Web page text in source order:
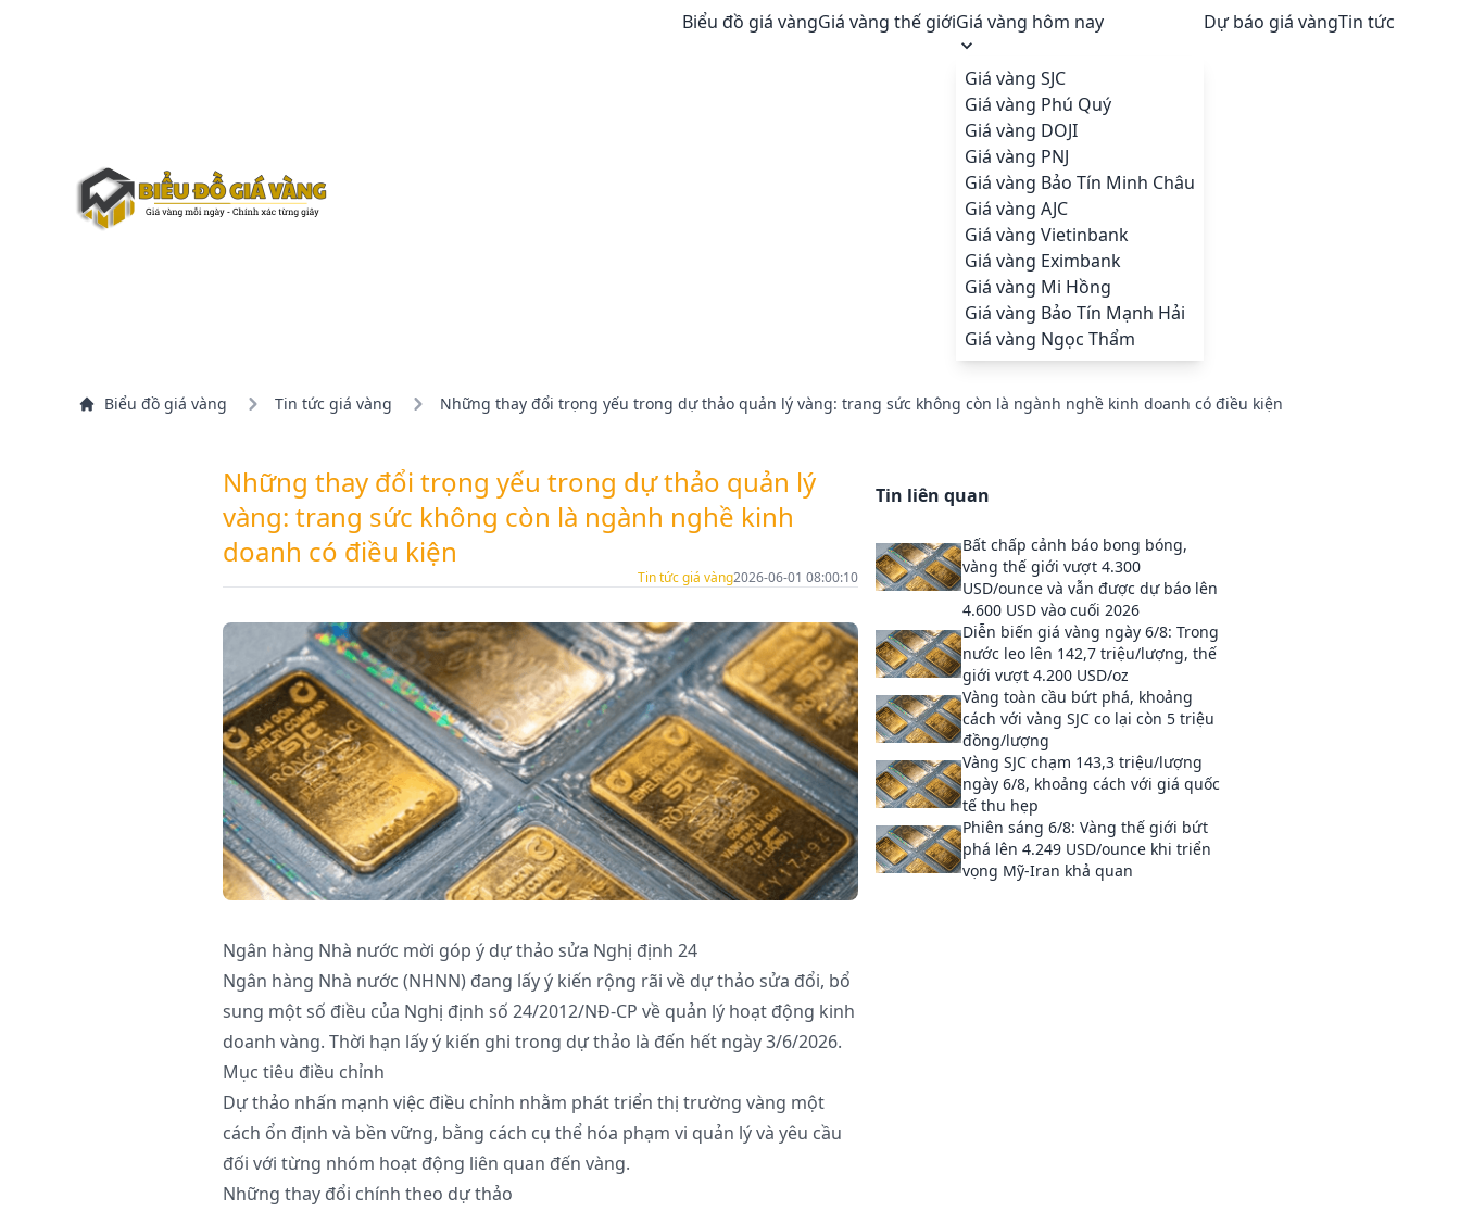
Biểu đồ giá vàngGiá vàng thế giớiGiá vàng hôm nay
Giá vàng SJC
Giá vàng Phú Quý
Giá vàng DOJI
Giá vàng PNJ
Giá vàng Bảo Tín Minh Châu
Giá vàng AJC
Giá vàng Vietinbank
Giá vàng Eximbank
Giá vàng Mi Hồng
Giá vàng Bảo Tín Mạnh Hải
Giá vàng Ngọc Thẩm
Dự báo giá vàngTin tức
Biểu đồ giá vàng Tin tức giá vàng Những thay đổi trọng yếu trong dự thảo quản lý vàng: trang sức không còn là ngành nghề kinh doanh có điều kiện
Những thay đổi trọng yếu trong dự thảo quản lý
vàng: trang sức không còn là ngành nghề kinh
doanh có điều kiện
Tin tức giá vàng2026-06-01 08:00:10
Ngân hàng Nhà nước mời góp ý dự thảo sửa Nghị định 24
Ngân hàng Nhà nước (NHNN) đang lấy ý kiến rộng rãi về dự thảo sửa đổi, bổ
sung một số điều của Nghị định số 24/2012/NĐ-CP về quản lý hoạt động kinh
doanh vàng. Thời hạn lấy ý kiến ghi trong dự thảo là đến hết ngày 3/6/2026.
Mục tiêu điều chỉnh
Dự thảo nhấn mạnh việc điều chỉnh nhằm phát triển thị trường vàng một
cách ổn định và bền vững, bằng cách cụ thể hóa phạm vi quản lý và yêu cầu
đối với từng nhóm hoạt động liên quan đến vàng.
Những thay đổi chính theo dự thảo
Tin liên quan
Bất chấp cảnh báo bong bóng,
vàng thế giới vượt 4.300
USD/ounce và vẫn được dự báo lên
4.600 USD vào cuối 2026
Diễn biến giá vàng ngày 6/8: Trong
nước leo lên 142,7 triệu/lượng, thế
giới vượt 4.200 USD/oz
Vàng toàn cầu bứt phá, khoảng
cách với vàng SJC co lại còn 5 triệu
đồng/lượng
Vàng SJC chạm 143,3 triệu/lượng
ngày 6/8, khoảng cách với giá quốc
tế thu hẹp
Phiên sáng 6/8: Vàng thế giới bứt
phá lên 4.249 USD/ounce khi triển
vọng Mỹ-Iran khả quan